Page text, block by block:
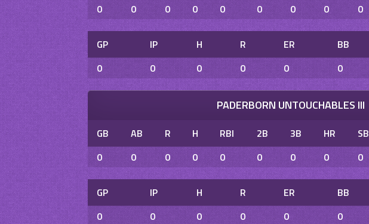
0
0 0 0 0 0 0 0 0
GP IP H R ER BB
0
0 0 0 0 0
PADERBORN UNTOUCHABLES III
GB AB R H RBI 2B 3B HR SB
0
0 0 0 0 0 0 0 0
GP IP H R ER BB
0
0 0 0 0 0